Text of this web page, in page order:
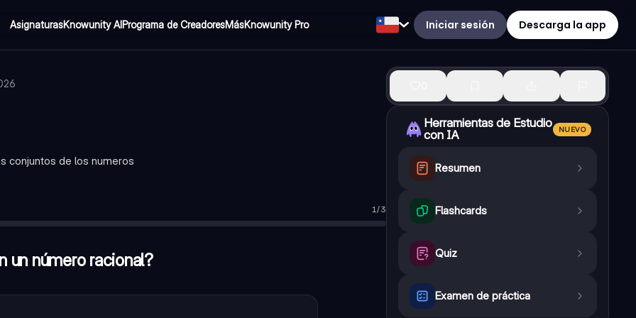
AsignaturasKnowunity AIPrograma de CreadoresMásKnowunity Pro Iniciar sesión Descarga la app
conjuntos de los numeros
1/3
un número racional?
fracciones, por lo tanto, son racionales?—Verdadero
Herramientas de Estudio
con IA
NUEVO
Resumen
Flashcards
Quiz
Examen de práctica